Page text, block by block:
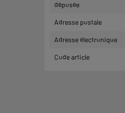
déposée
Adresse postale
Adresse électronique
Code article